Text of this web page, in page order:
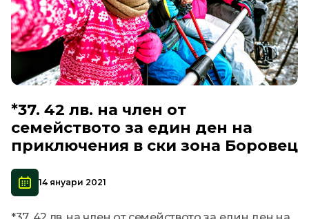
*37. 42 лв. на член от
семейството за един ден на
приключения в ски зона Боровец
14 януари 2021